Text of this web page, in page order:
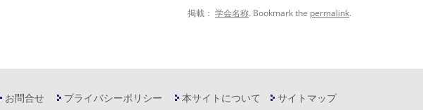
掲載： 学会名称. Bookmark the permalink.
お問合せ プライバシーポリシー 本サイトについて サイトマップ